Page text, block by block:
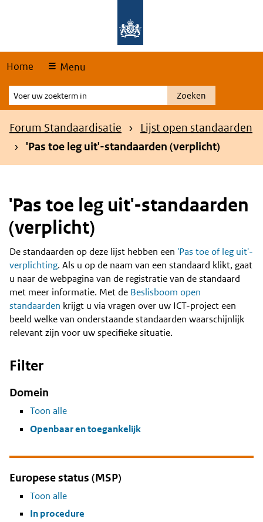
Home Menu
Voer
uw
zoekterm
Zoeken
Kruimelpad
Forum Standaardisatie
Lijst open standaarden
'Pas toe leg uit'-standaarden (verplicht)
'Pas toe leg uit'-standaarden
(verplicht)
Content
De standaarden op deze lijst hebben een 'Pas toe of leg uit'-
verplichting. Als u op de naam van een standaard klikt, gaat
u naar de webpagina van de registratie van de standaard
met meer informatie. Met de Beslisboom open
standaarden krijgt u via vragen over uw ICT-project een
beeld welke van onderstaande standaarden waarschijnlijk
relevant zijn voor uw specifieke situatie.
Filter
Domein
Toon alle
Openbaar en toegankelijk
Europese status (MSP)
Toon alle
In procedure